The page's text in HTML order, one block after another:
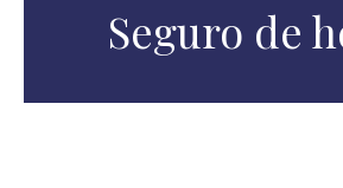
Seguro de